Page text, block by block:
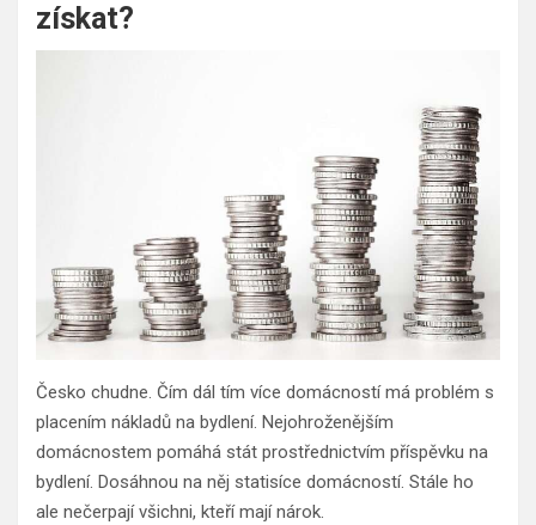
získat?
Česko chudne. Čím dál tím více domácností má problém s
placením nákladů na bydlení. Nejohroženějším
domácnostem pomáhá stát prostřednictvím příspěvku na
bydlení. Dosáhnou na něj statisíce domácností. Stále ho
ale nečerpají všichni, kteří mají nárok.